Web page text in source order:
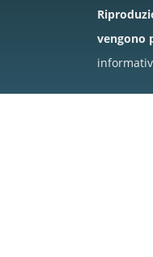
vengono